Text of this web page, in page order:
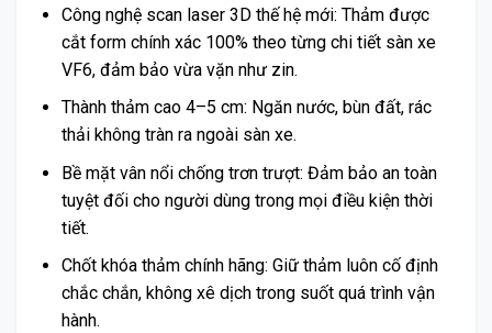
Công nghệ scan laser 3D thế hệ mới: Thảm được
cắt form chính xác 100% theo từng chi tiết sàn xe
VF6, đảm bảo vừa vặn như zin.
Thành thảm cao 4–5 cm: Ngăn nước, bùn đất, rác
thải không tràn ra ngoài sàn xe.
Bề mặt vân nổi chống trơn trượt: Đảm bảo an toàn
tuyệt đối cho người dùng trong mọi điều kiện thời
tiết.
Chốt khóa thảm chính hãng: Giữ thảm luôn cố định
chắc chắn, không xê dịch trong suốt quá trình vận
hành.